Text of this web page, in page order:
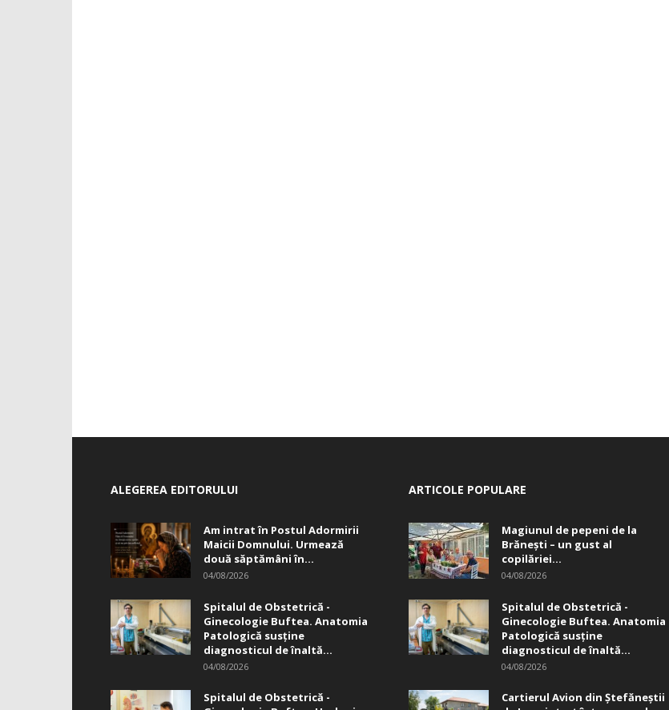
ALEGEREA EDITORULUI
Am intrat în Postul Adormirii
Maicii Domnului. Urmează
două săptămâni în...
04/08/2026
Spitalul de Obstetrică -
Ginecologie Buftea. Anatomia
Patologică susţine
diagnosticul de înaltă...
04/08/2026
Spitalul de Obstetrică -
ARTICOLE POPULARE
Magiunul de pepeni de la
Brăneşti – un gust al
copilăriei...
04/08/2026
Spitalul de Obstetrică -
Ginecologie Buftea. Anatomia
Patologică susţine
diagnosticul de înaltă...
04/08/2026
Cartierul Avion din Ştefăneştii